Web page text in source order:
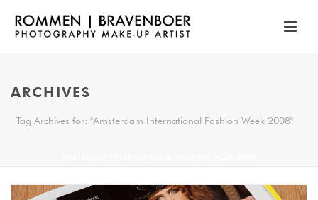
ARCHIVES
Tag Archives for: "Amsterdam International Fashion Week 2008"